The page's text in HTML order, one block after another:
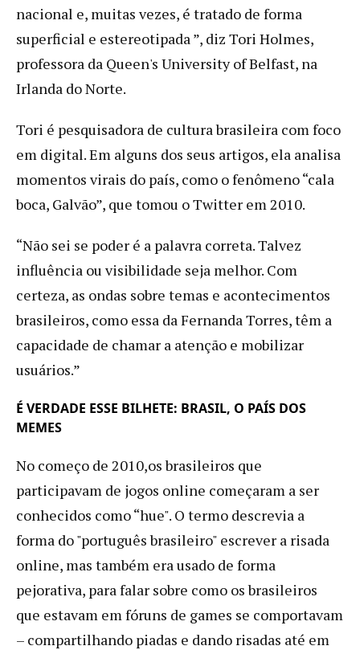
nacional e, muitas vezes, é tratado de forma
superficial e estereotipada ”, diz Tori Holmes,
professora da Queen's University of Belfast, na
Irlanda do Norte.
Tori é pesquisadora de cultura brasileira com foco
em digital. Em alguns dos seus artigos, ela analisa
momentos virais do país, como o fenômeno “cala
boca, Galvão”, que tomou o Twitter em 2010.
“Não sei se poder é a palavra correta. Talvez
influência ou visibilidade seja melhor. Com
certeza, as ondas sobre temas e acontecimentos
brasileiros, como essa da Fernanda Torres, têm a
capacidade de chamar a atenção e mobilizar
usuários.”
É VERDADE ESSE BILHETE: BRASIL, O PAÍS DOS
MEMES
No começo de 2010,os brasileiros que
participavam de jogos online começaram a ser
conhecidos como “hue". O termo descrevia a
forma do "português brasileiro" escrever a risada
online, mas também era usado de forma
pejorativa, para falar sobre como os brasileiros
que estavam em fóruns de games se comportavam
– compartilhando piadas e dando risadas até em